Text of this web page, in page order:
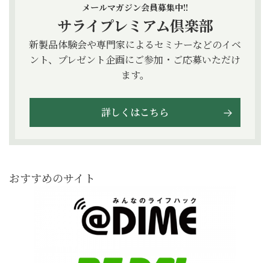
メールマガジン会員募集中!!
サライプレミアム倶楽部
新製品体験会や専門家によるセミナーなどのイベ
ント、プレゼント企画にご参加・ご応募いただけ
ます。
詳しくはこちら
おすすめのサイト